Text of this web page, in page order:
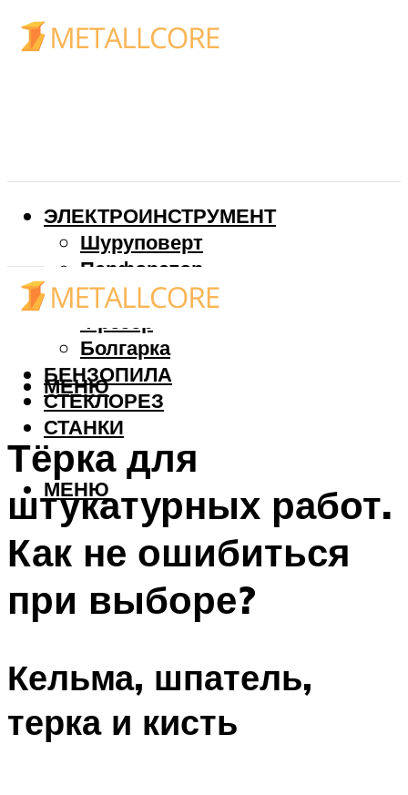
ЭЛЕКТРОИНСТРУМЕНТ
Шуруповерт
Перфоратор
Дрель
Фрезер
Болгарка
БЕНЗОПИЛА
СТЕКЛОРЕЗ
СТАНКИ
МЕНЮ
МЕНЮ
Тёрка для
штукатурных работ.
Как не ошибиться
при выборе?
Кельма, шпатель,
терка и кисть